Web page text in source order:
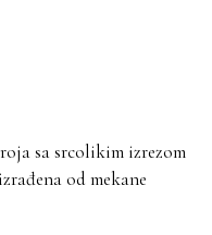
sa srcolikim izrezom
od mekane